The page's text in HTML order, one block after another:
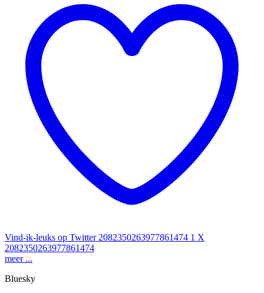
Vind-ik-leuks op Twitter 2082350263977861474 1 X
2082350263977861474
meer ...
Bluesky